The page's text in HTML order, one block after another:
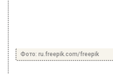
Фото: ru.freepik.com/freepik